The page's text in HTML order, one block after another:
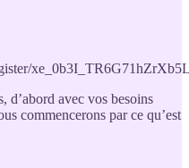
d’abord avec vos besoins
commencerons par ce qu’est